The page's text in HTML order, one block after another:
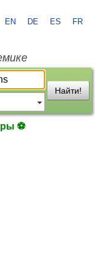
EN DE ES FR
Найти!
⚽